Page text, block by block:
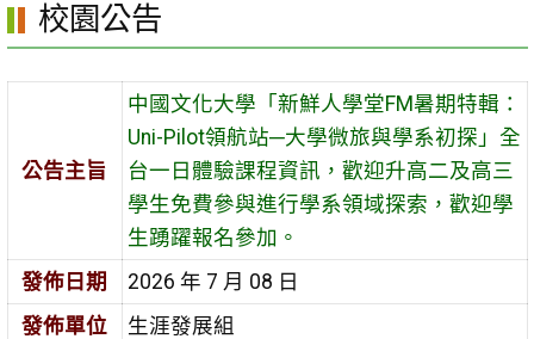
校園公告
公告主旨
中國文化大學「新鮮人學堂FM暑期特輯：
Uni-Pilot領航站─大學微旅與學系初探」全
台一日體驗課程資訊，歡迎升高二及高三
學生免費參與進行學系領域探索，歡迎學
生踴躍報名參加。
發佈日期
2026 年 7 月 08 日
發佈單位
生涯發展組